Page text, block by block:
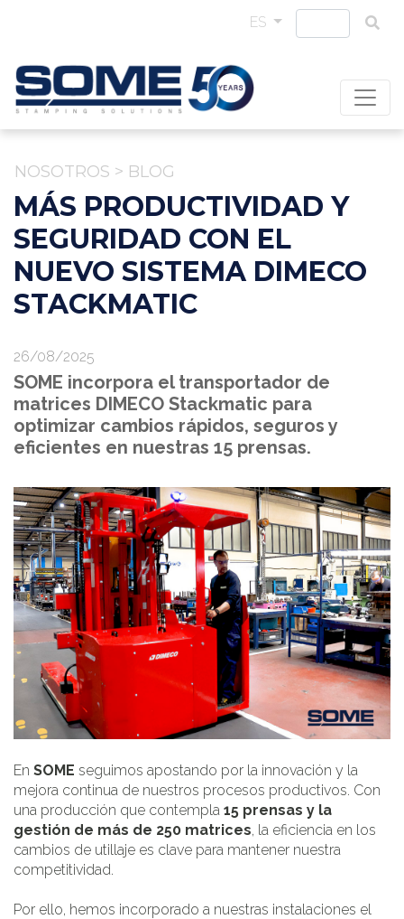
ES
NOSOTROS > BLOG
MÁS PRODUCTIVIDAD Y
SEGURIDAD CON EL
NUEVO SISTEMA DIMECO
STACKMATIC
26/08/2025
SOME incorpora el transportador de
matrices DIMECO Stackmatic para
optimizar cambios rápidos, seguros y
eficientes en nuestras 15 prensas.
En SOME seguimos apostando por la innovación y la
mejora continua de nuestros procesos productivos. Con
una producción que contempla 15 prensas y la
gestión de más de 250 matrices, la eficiencia en los
cambios de utillaje es clave para mantener nuestra
competitividad.
Por ello, hemos incorporado a nuestras instalaciones el